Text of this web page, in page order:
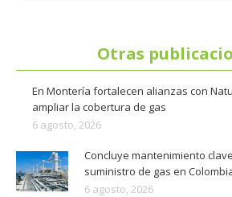
Otras
En Montería fortalecen alianzas con
ampliar la cobertura de gas
6 agosto, 2026
Concluye mantenimiento
suministro de gas en
6 agosto, 2026